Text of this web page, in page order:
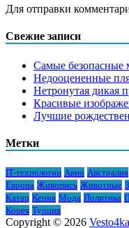
Для отправки
Свежие записи
Самые безопасные
Недооцененные
Нетронутая дикая
Красивые
Лучшие
Метки
IT-технологии Авио Австралия
Европа Живопись Животные
Катар Кения Мода Политика
Корея Турция
Copyright © 2026 Vesto4ka